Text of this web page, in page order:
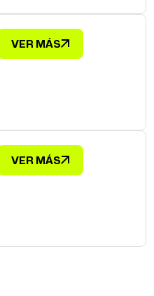
VER MÁS
VER MÁS